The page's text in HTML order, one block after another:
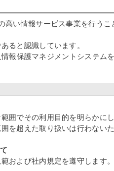
い情報サービス事業を行う
ると認識しています。
報保護マネジメントシステム
囲でその利用目的を明らかに
を超えた取り扱いは行わない
および社内規定を遵守します。